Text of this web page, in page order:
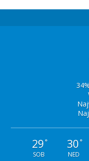
29 °
SOB
30 °
NED